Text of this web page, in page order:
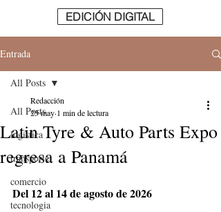
EDICIÓN DIGITAL
Entrada
All Posts
logistica
transporte
comercio
tecnologia
All Posts
Latin Tyre & Auto Parts Expo
regresa a Panamá
Redacción
25 may 1 min de lectura
Del 12 al 14 de agosto de 2026